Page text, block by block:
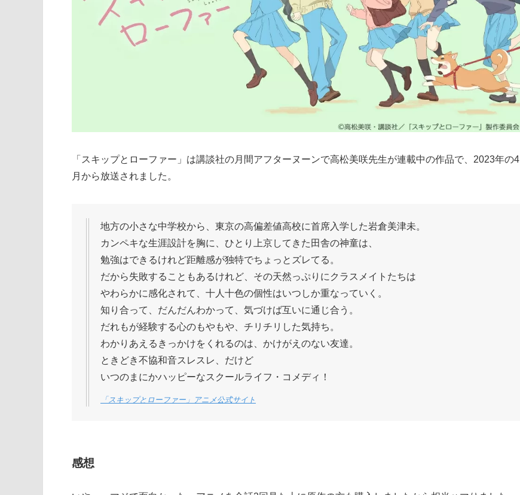
「スキップとローファー」は講談社の月間アフターヌーンで高松美咲先生が連載中の作品で、2023年の4
月から放送されました。
地方の小さな中学校から、東京の高偏差値高校に首席入学した岩倉美津未。
カンペキな生涯設計を胸に、ひとり上京してきた田舎の神童は、
勉強はできるけれど距離感が独特でちょっとズレてる。
だから失敗することもあるけれど、その天然っぷりにクラスメイトたちは
やわらかに感化されて、十人十色の個性はいつしか重なっていく。
知り合って、だんだんわかって、気づけば互いに通じ合う。
だれもが経験する心のもやもや、チリチリした気持ち。
わかりあえるきっかけをくれるのは、かけがえのない友達。
ときどき不協和音スレスレ、だけど
いつのまにかハッピーなスクールライフ・コメディ！
「スキップとローファー」アニメ公式サイト
感想